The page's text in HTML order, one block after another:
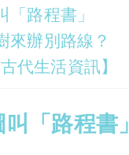
「路程書」
來辦別路線？
代生活資訊】
「路程書」